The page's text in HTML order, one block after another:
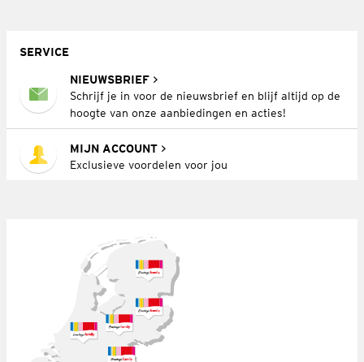
SERVICE
NIEUWSBRIEF
Schrijf je in voor de nieuwsbrief en blijf altijd op de
hoogte van onze aanbiedingen en acties!
MIJN ACCOUNT
Exclusieve voordelen voor jou